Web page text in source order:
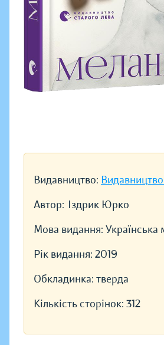
Видавництво:
Автор: Іздрик Юрко
Мова видання: Українська
Рік видання: 2019
Обкладинка: тверда
Кількість сторінок: 312